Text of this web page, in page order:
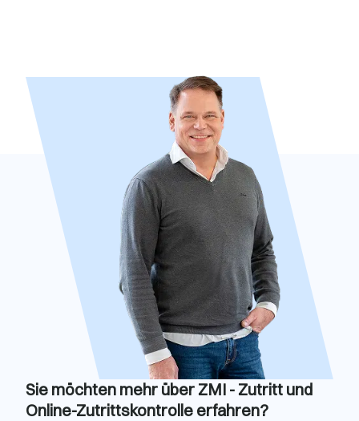
Sie möchten mehr über ZMI - Zutritt und
Online-Zutrittskontrolle erfahren?